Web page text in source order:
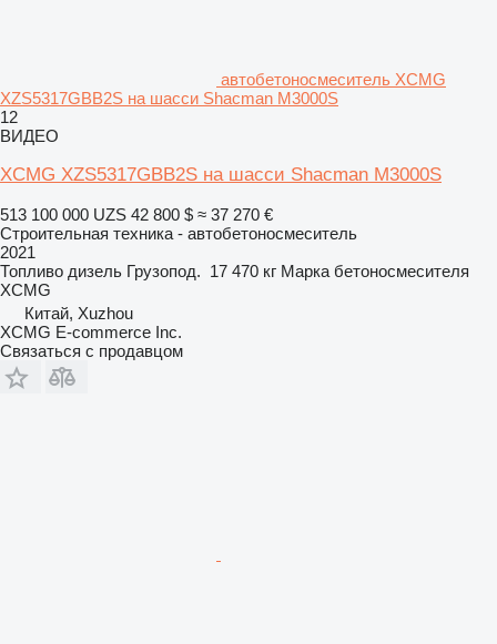
автобетоносмеситель XCMG
XZS5317GBB2S на шасси Shacman M3000S
12
ВИДЕО
XCMG XZS5317GBB2S на шасси Shacman M3000S
513 100 000 UZS 42 800 $ ≈ 37 270 €
Строительная техника - автобетоносмеситель
2021
Топливо дизель Грузопод. 17 470 кг Марка бетоносмесителя
XCMG
Китай, Xuzhou
XCMG E-commerce Inc.
Связаться с продавцом